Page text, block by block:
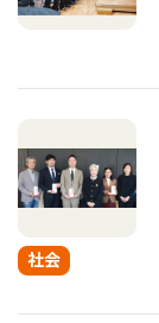
社会